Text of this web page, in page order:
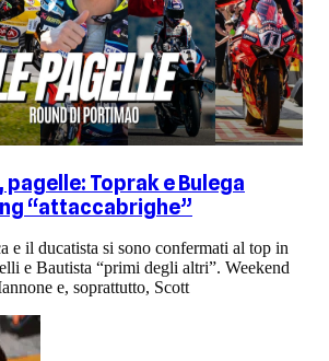
pagelle: Toprak e Bulega
“attaccabrighe”
e il ducatista si sono confermati al top in
e Bautista “primi degli altri”. Weekend
e, soprattutto, Scott